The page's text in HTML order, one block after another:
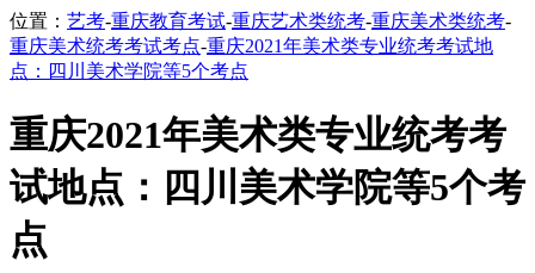
位置： 艺考-重庆教育考试-重庆艺术类统考-重庆美术类统考-
重庆美术统考考试考点-重庆2021年美术类专业统考考试地
点：四川美术学院等5个考点
重庆2021年美术类专业统考考
试地点：四川美术学院等5个考
点